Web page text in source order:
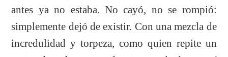
antes ya no estaba. No cayó, no se rompió:
simplemente dejó de existir. Con una mezcla de
incredulidad y torpeza, como quien repite un